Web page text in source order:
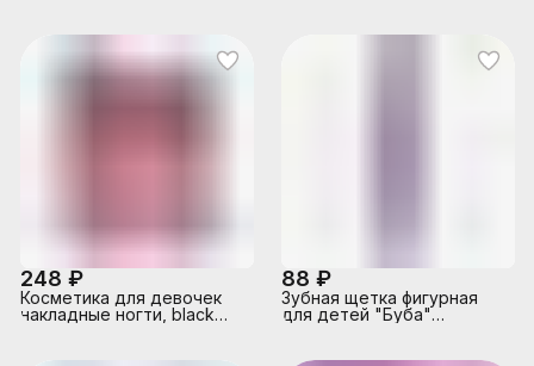
248 ₽
Косметика для девочек
накладные ногти, black
88 ₽
Зубная щетка фигурная
для детей "Буба"